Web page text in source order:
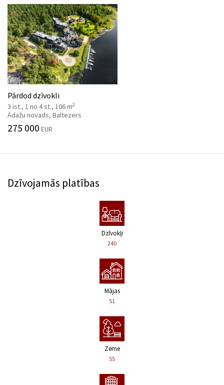
Pārdod dzīvokli
3 ist., 1 no 4 st., 106 m2
Ādažu novads, Baltezers
275 000 EUR
Dzīvojamās platības
Dzīvokļi
240
Mājas
51
Zeme
55